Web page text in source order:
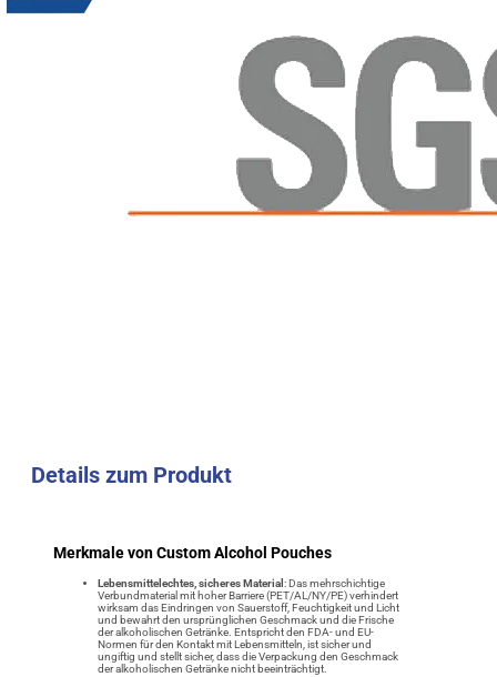
Details zum Produkt
Merkmale von Custom Alcohol Pouches
Lebensmittelechtes, sicheres Material : Das mehrschichtige
Verbundmaterial mit hoher Barriere (PET/AL/NY/PE) verhindert
wirksam das Eindringen von Sauerstoff, Feuchtigkeit und Licht
und bewahrt den ursprünglichen Geschmack und die Frische
der alkoholischen Getränke. Entspricht den FDA- und EU-
Normen für den Kontakt mit Lebensmitteln, ist sicher und
ungiftig und stellt sicher, dass die Verpackung den Geschmack
der alkoholischen Getränke nicht beeinträchtigt.